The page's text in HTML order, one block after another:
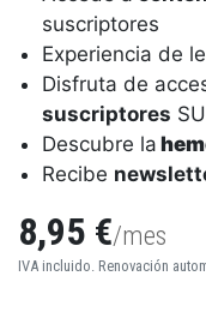
suscriptores
Experiencia de
Disfruta de
suscriptores
Descubre la
Recibe
8,95 €/mes
IVA incluido. Renovación